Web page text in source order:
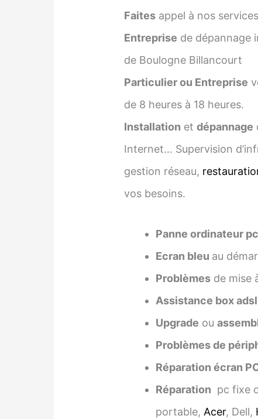
Faites appel à nos
Entreprise de dépannage
de Boulogne Billancourt
Particulier ou Entreprise
de 8 heures à 18 heures.
Installation etdépannage
Internet… Supervision
gestion réseau,
vos besoins.
Panne ordinateur
Ecran bleu au
Problèmes de mise
Assistance box adsl
Upgrade ou
Problèmes de
Réparation écran
Réparation pc fixe
portable,Acer, Dell,